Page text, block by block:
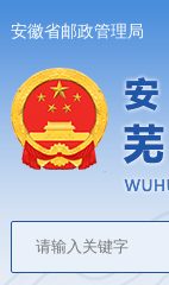
安徽省邮政管理局